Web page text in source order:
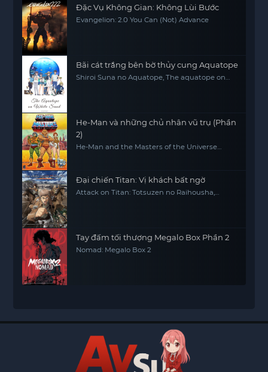
Đặc Vụ Không Gian: Không Lùi Bước
Evangelion: 2.0 You Can (Not) Advance
Bãi cát trắng bên bờ thủy cung Aquatope
Shiroi Suna no Aquatope, The aquatope on
He-Man và những chủ nhân vũ trụ (Phần
2)
He-Man and the Masters of the Universe
Đại chiến Titan: Vị khách bất ngờ
Attack on Titan: Totsuzen no Raihousha,
Tay đấm tối thượng Megalo Box Phần 2
Nomad: Megalo Box 2